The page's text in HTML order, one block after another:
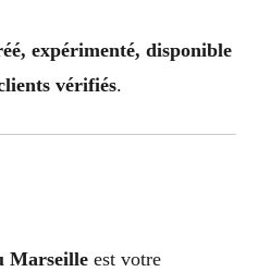
expérimenté, disponible
vérifiés.
Marseille est votre